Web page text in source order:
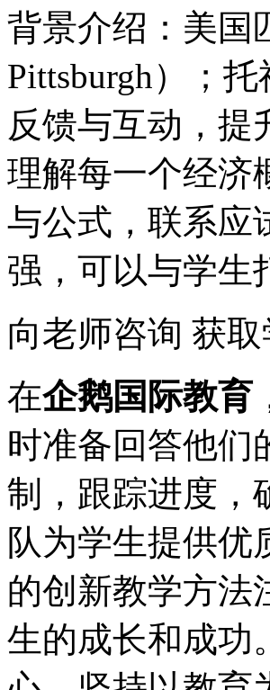
背景介绍：美国
Pittsburgh）；
反馈与互动，提
理解每一个经济
与公式，联系应
强，可以与学生
向老师咨询 获
在企鹅国际教育
时准备回答他们
制，跟踪进度，
队为学生提供优
的创新教学方法
生的成长和成功